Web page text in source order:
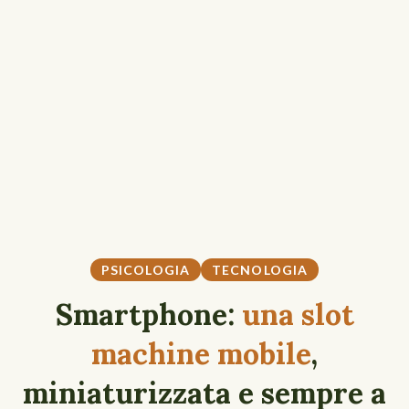
PSICOLOGIA TECNOLOGIA
Smartphone: una slot
machine mobile,
miniaturizzata e sempre a